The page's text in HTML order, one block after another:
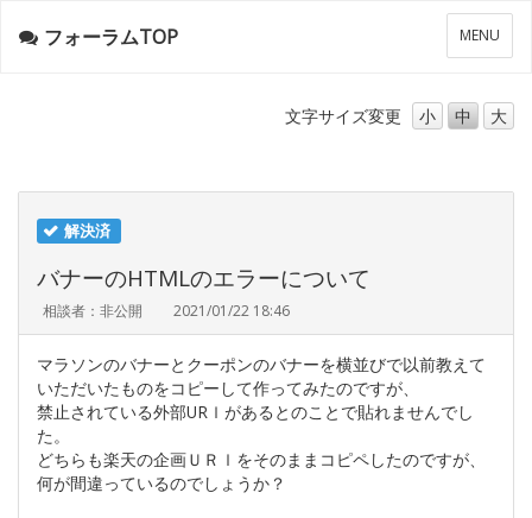
メ
ニ
ー
MENU
フォーラムTOP
文字サイズ変更 小 中 大
解決済
バナーのHTMLのエラーについて
相談者：非公開 2021/01/22 18:46
マラソンのバナーとクーポンのバナーを横並びで以前教えて
いただいたものをコピーして作ってみたのですが、
禁止されている外部URｌがあるとのことで貼れませんでし
た。
どちらも楽天の企画ＵＲｌをそのままコピペしたのですが、
何が間違っているのでしょうか？